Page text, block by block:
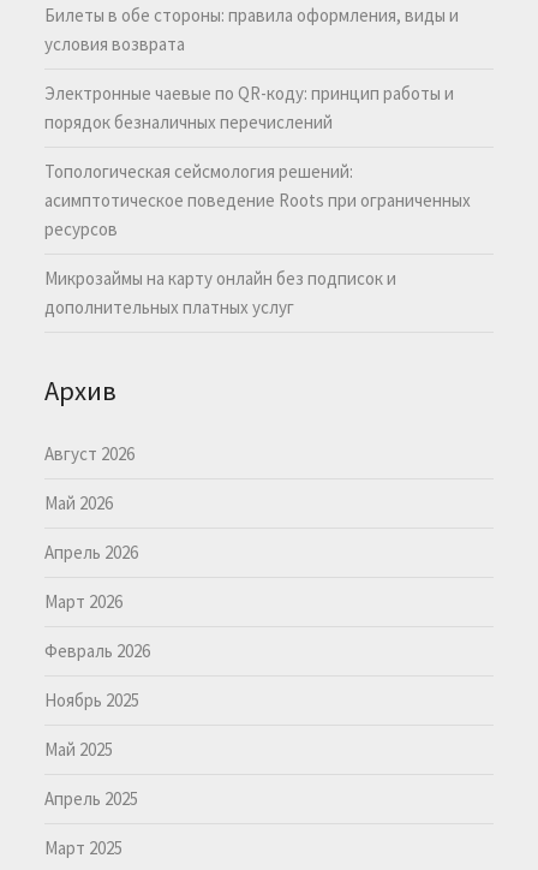
Билеты в обе стороны: правила оформления, виды и
условия возврата
Электронные чаевые по QR-коду: принцип работы и
порядок безналичных перечислений
Топологическая сейсмология решений:
асимптотическое поведение Roots при ограниченных
ресурсов
Микрозаймы на карту онлайн без подписок и
дополнительных платных услуг
Архив
Август 2026
Май 2026
Апрель 2026
Март 2026
Февраль 2026
Ноябрь 2025
Май 2025
Апрель 2025
Март 2025